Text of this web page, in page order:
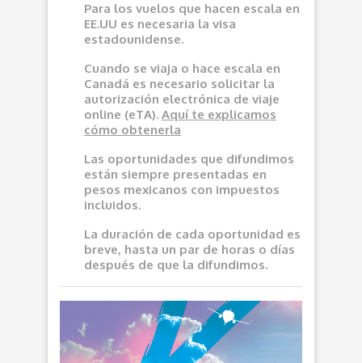
Para los vuelos que hacen escala en
EE.UU es necesaria la visa
estadounidense.
Cuando se viaja o hace escala en
Canadá es necesario solicitar la
autorización electrónica de viaje
online (eTA). Aquí te explicamos
cómo obtenerla
Las oportunidades que difundimos
están siempre presentadas en
pesos mexicanos con impuestos
incluidos.
La duración de cada oportunidad es
breve, hasta un par de horas o días
después de que la difundimos.